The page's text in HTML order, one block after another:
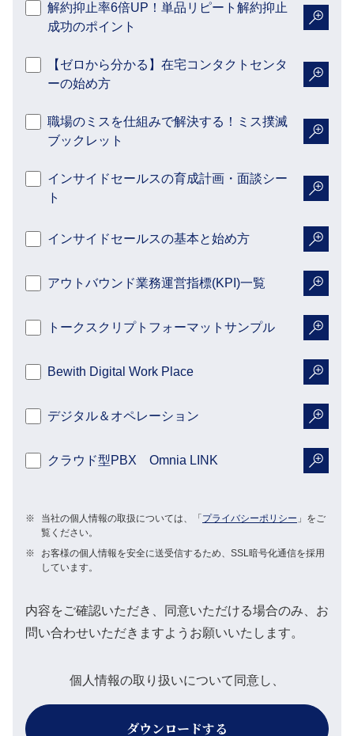
解約抑止率6倍UP！単品リピート解約抑止
成功のポイント
詳細
【ゼロから分かる】在宅コンタクトセンタ
ーの始め方
詳細
職場のミスを仕組みで解決する！ミス撲滅
ブックレット
詳細
インサイドセールスの育成計画・面談シー
ト
詳細
インサイドセールスの基本と始め方
詳細
アウトバウンド業務運営指標(KPI)一覧
詳細
トークスクリプトフォーマットサンプル
詳細
Bewith Digital Work Place
詳細
デジタル＆オペレーション
詳細
クラウド型PBX Omnia LINK
詳細
※ 当社の個人情報の取扱については、「 プライバシーポリシー 」をご
覧ください。
※
お客様の個人情報を安全に送受信するため、SSL暗号化通信を採用
しています。
内容をご確認いただき、同意いただける場合のみ、お
問い合わせいただきますようお願いいたします。
個人情報の取り扱いについて同意し、
ダウンロードする